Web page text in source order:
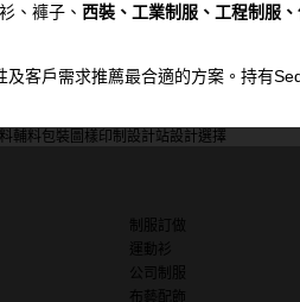
、褲子、 西裝、工業制服、工程制服
及客戶需求推薦最合適的方案。持有
輔料包裝 圖樣印制 設計站設計選擇
制服訂做
運動衫
公司制服
布藝配飾